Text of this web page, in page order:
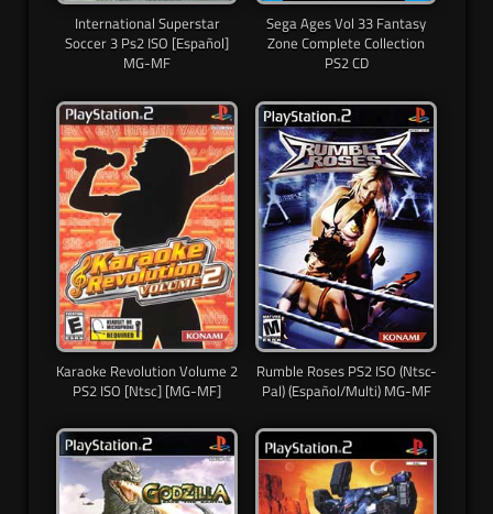
International Superstar
Soccer 3 Ps2 ISO [Español]
MG-MF
Sega Ages Vol 33 Fantasy
Zone Complete Collection
PS2 CD
Karaoke Revolution Volume 2
PS2 ISO [Ntsc] [MG-MF]
Rumble Roses PS2 ISO (Ntsc-
Pal) (Español/Multi) MG-MF